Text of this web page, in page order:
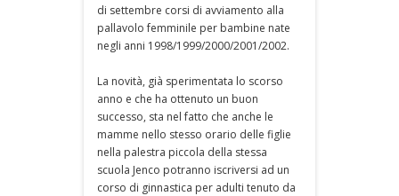
di settembre corsi di avviamento alla
pallavolo femminile per bambine nate
negli anni 1998/1999/2000/2001/2002.
La novità, già sperimentata lo scorso
anno e che ha ottenuto un buon
successo, sta nel fatto che anche le
mamme nello stesso orario delle figlie
nella palestra piccola della stessa
scuola Jenco potranno iscriversi ad un
corso di ginnastica per adulti tenuto da